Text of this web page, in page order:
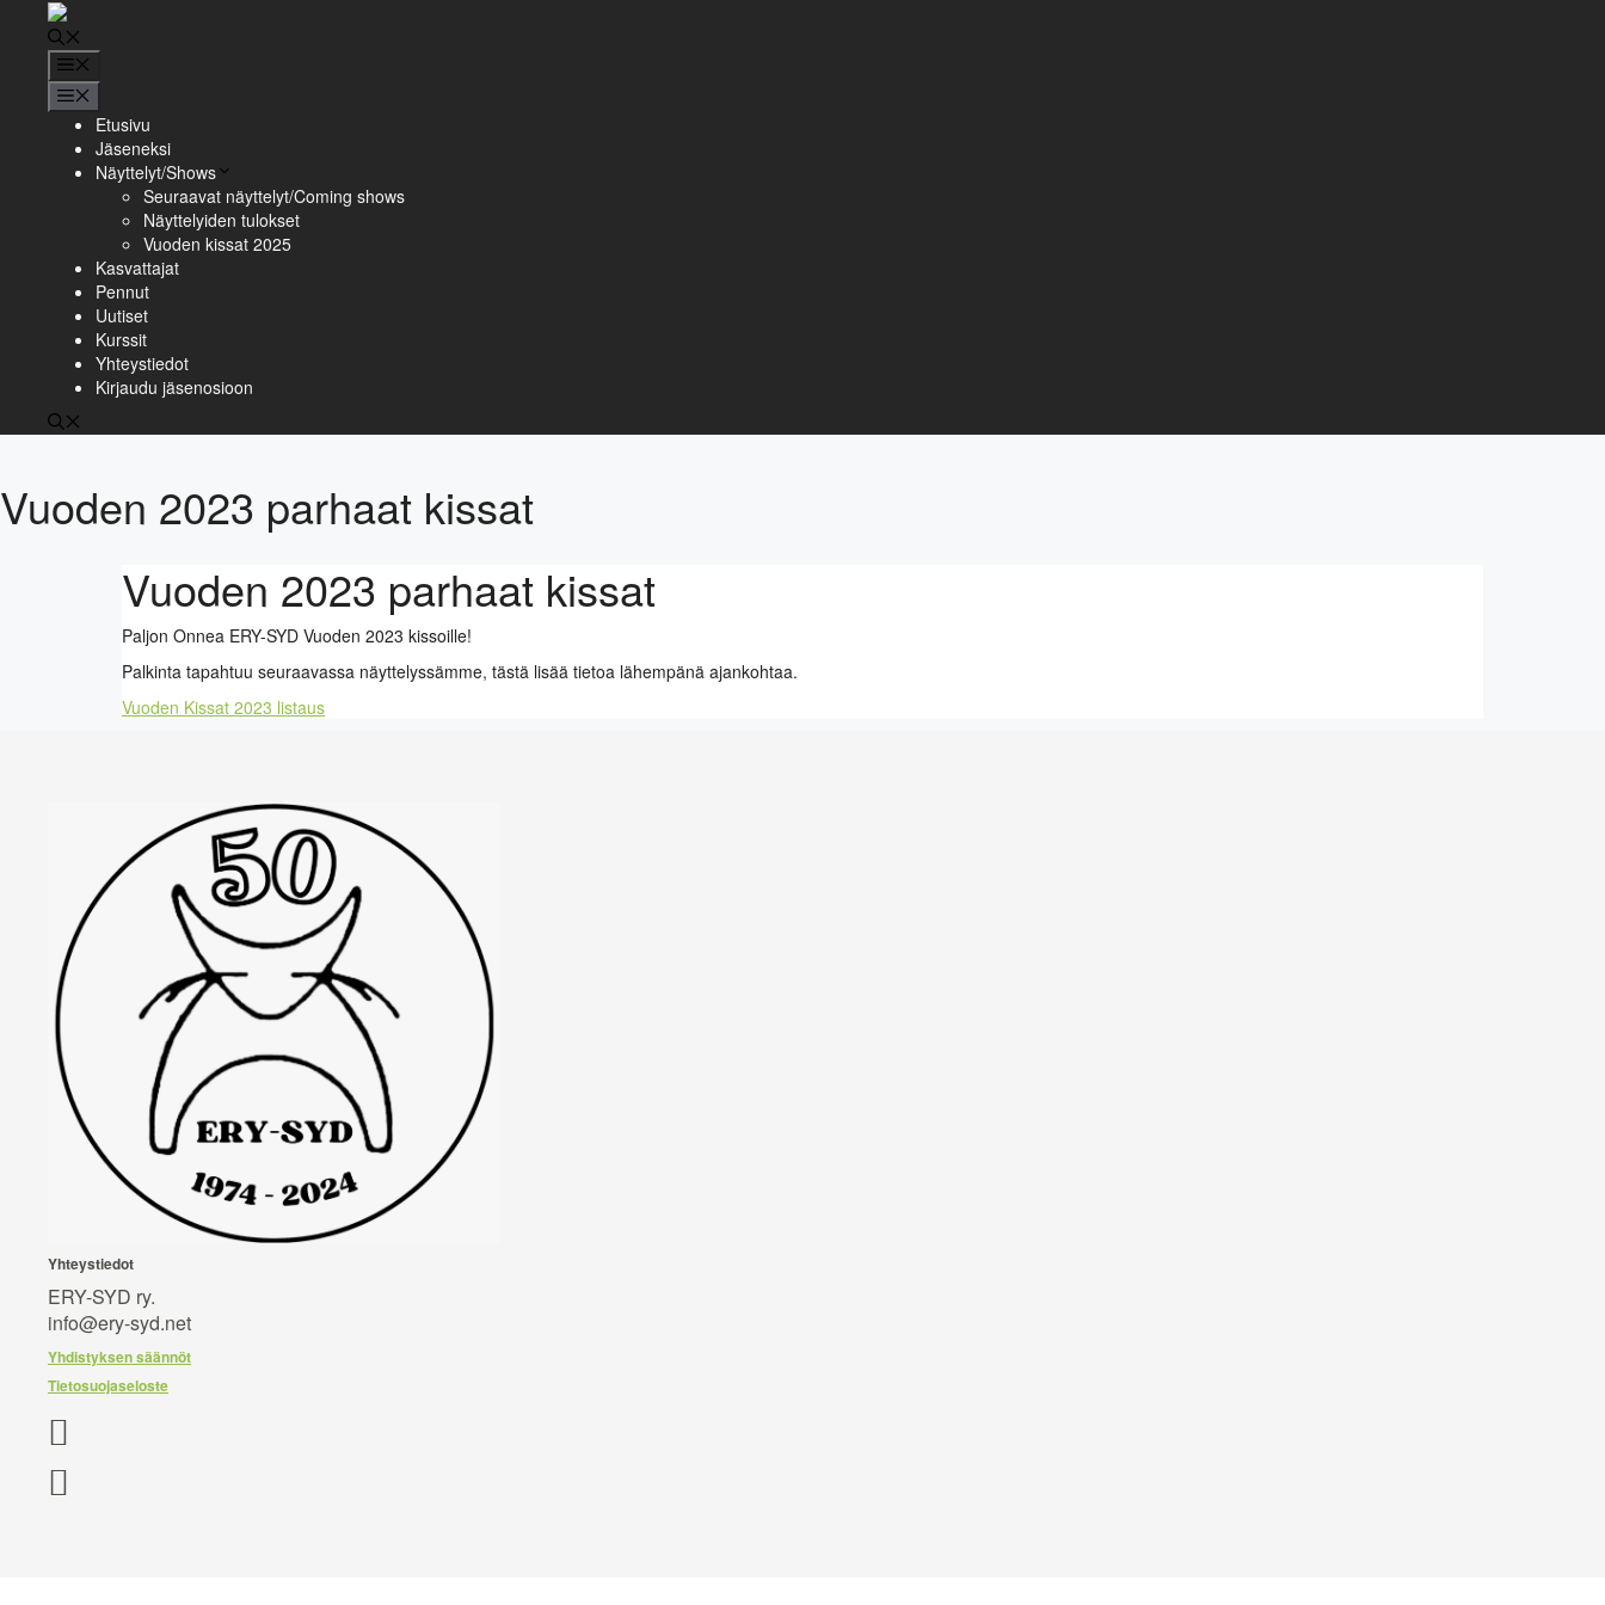
sisältöön
Etusivu
Jäseneksi
Näyttelyt/Shows
Seuraavat näyttelyt/Coming shows
Näyttelyiden tulokset
Vuoden kissat 2025
Kasvattajat
Pennut
Uutiset
Kurssit
Yhteystiedot
Kirjaudu jäsenosioon
Vuoden 2023 parhaat kissat
Vuoden 2023 parhaat kissat
Paljon Onnea ERY-SYD Vuoden 2023 kissoille!
Palkinta tapahtuu seuraavassa näyttelyssämme, tästä lisää tietoa lähempänä ajankohtaa.
Vuoden Kissat 2023 listaus
Yhteystiedot
ERY-SYD ry.
info@ery-syd.net
Yhdistyksen säännöt
Tietosuojaseloste